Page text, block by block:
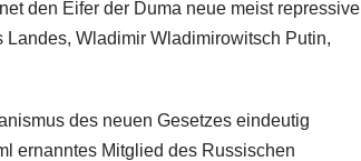
den Eifer der Duma neue meist repressive
Wladimir Wladimirowitsch Putin,
des neuen Gesetzes eindeutig
ernanntes Mitglied des Russischen